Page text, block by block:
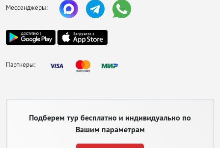
Мессенджеры:
Партнеры:
Подберем тур бесплатно и индивидуально по
Вашим параметрам